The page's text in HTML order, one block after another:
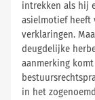
intrekken als hij
asielmotief heeft
verklaringen.
deugdelijke
aanmerking
in het